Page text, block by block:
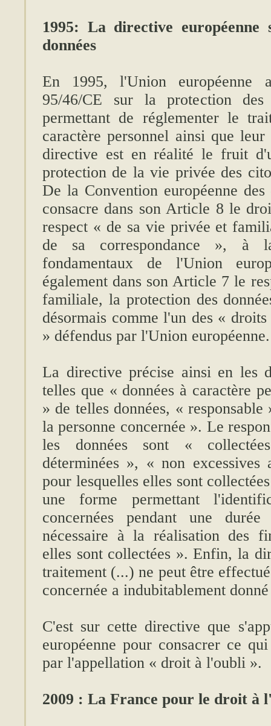
1995: La directive
données
En 1995, l'Union européenne
95/46/CE sur la protection des
permettant de réglementer le
caractère personnel ainsi que
directive est en réalité le fruit
protection de la vie privée des
De la Convention européenne
consacre dans son Article 8 le
respect « de sa vie privée et
de sa correspondance », à
fondamentaux de l'Union
également dans son Article 7 le
familiale, la protection des
désormais comme l'un des «
» défendus par l'Union européenne.
La directive précise ainsi en les
telles que « données à caractère
» de telles données, «
la personne concernée ». Le
les données sont «
déterminées », « non
pour lesquelles elles sont
une forme permettant
concernées pendant une
nécessaire à la réalisation des
elles sont collectées ». Enfin, la
traitement (...) ne peut être
concernée a indubitablement
C'est sur cette directive que
européenne pour consacrer ce
par l'appellation « droit à l'oubli ».
2009 : La France pour le droit à